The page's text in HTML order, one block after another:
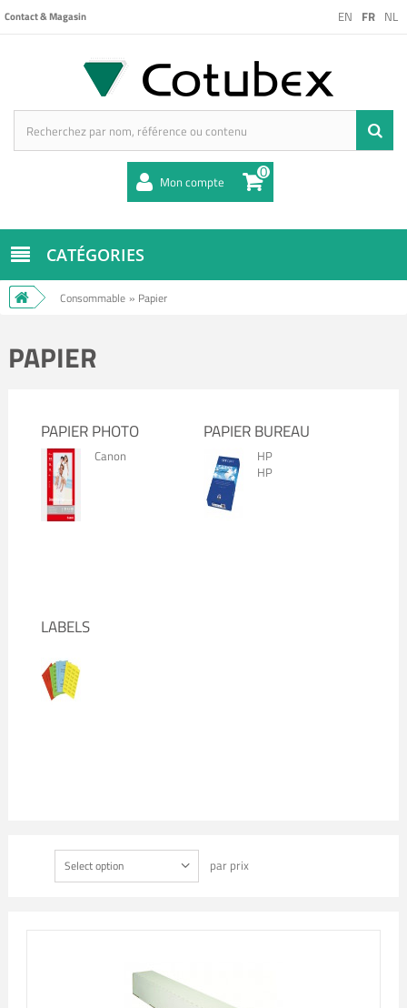
EN FR NL
Contact & Magasin
Mon compte 0
CATÉGORIES
Consommable » Papier
PAPIER
PAPIER PHOTO
Canon
PAPIER BUREAU
HP
HP
LABELS
Select option par prix